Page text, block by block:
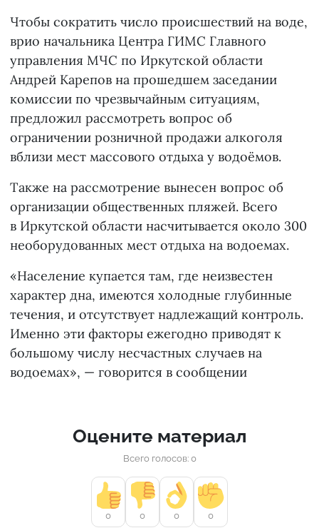
Чтобы сократить число происшествий на воде,
врио начальника Центра ГИМС Главного
управления МЧС по Иркутской области
Андрей Карепов на прошедшем заседании
комиссии по чрезвычайным ситуациям,
предложил рассмотреть вопрос об
ограничении розничной продажи алкоголя
вблизи мест массового отдыха у водоёмов.
Также на рассмотрение вынесен вопрос об
организации общественных пляжей. Всего
в Иркутской области насчитывается около 300
необорудованных мест отдыха на водоемах.
«Население купается там, где неизвестен
характер дна, имеются холодные глубинные
течения, и отсутствует надлежащий контроль.
Именно эти факторы ежегодно приводят к
большому числу несчастных случаев на
водоемах», — говорится в сообщении
Оцените материал
Всего голосов: 0
0 0 0 0